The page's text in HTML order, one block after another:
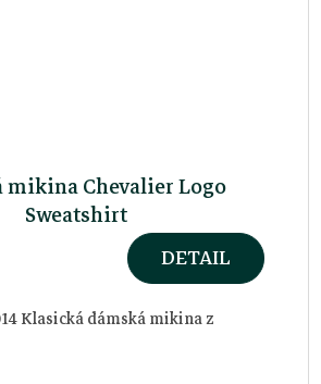
mikina Chevalier Logo
Sweatshirt
DETAIL
Klasická dámská mikina z